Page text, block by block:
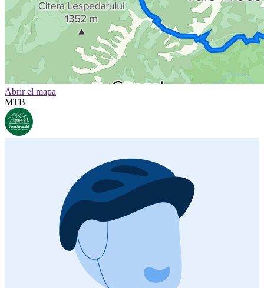
Abrir el mapa
MTB